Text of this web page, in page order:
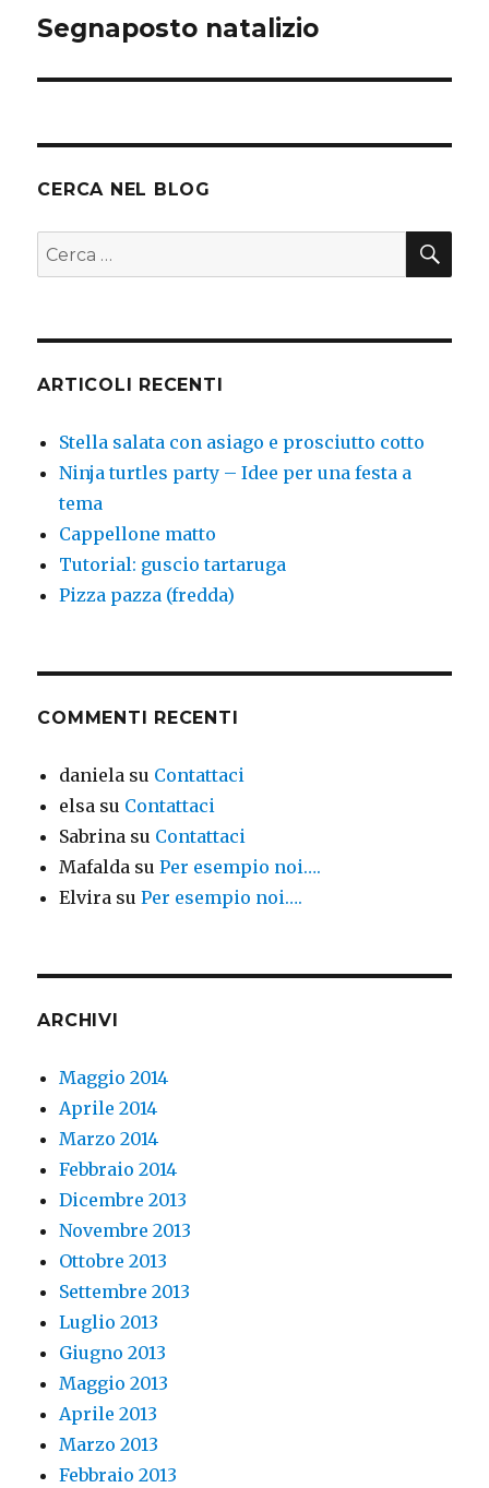
Articolo
Segnaposto natalizio
CERCA NEL BLOG
Cerca:
ARTICOLI RECENTI
Stella salata con asiago e prosciutto cotto
Ninja turtles party – Idee per una festa a
tema
Cappellone matto
Tutorial: guscio tartaruga
Pizza pazza (fredda)
COMMENTI RECENTI
daniela su Contattaci
elsa su Contattaci
Sabrina su Contattaci
Mafalda suPer esempio noi….
Elvira suPer esempio noi….
ARCHIVI
Maggio 2014
Aprile 2014
Marzo 2014
Febbraio 2014
Dicembre 2013
Novembre 2013
Ottobre 2013
Settembre 2013
Luglio 2013
Giugno 2013
Maggio 2013
Aprile 2013
Marzo 2013
Febbraio 2013